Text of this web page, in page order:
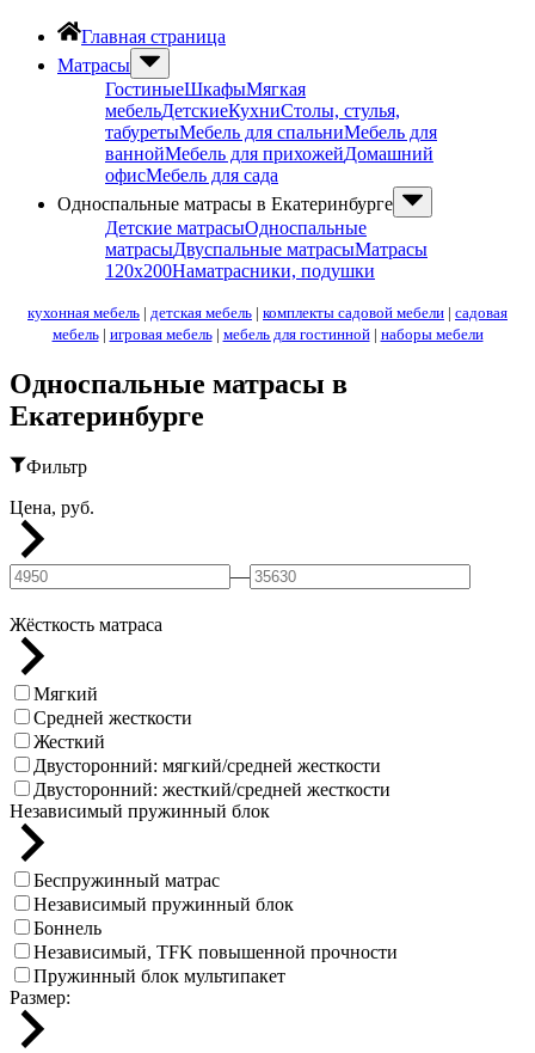
Главная страница
Матрасы
ГостиныеШкафыМягкая
мебельДетскиеКухниСтолы, стулья,
табуретыМебель для спальниМебель для
ваннойМебель для прихожейДомашний
офисМебель для сада
Односпальные матрасы в Екатеринбурге
Детские матрасыОдноспальные
матрасыДвуспальные матрасыМатрасы
120х200Наматрасники, подушки
кухонная мебель | детская мебель | комплекты садовой мебели | садовая
мебель| игровая мебель| мебель для гостинной| наборы мебели
Односпальные матрасы в
Екатеринбурге
Фильтр
Цена, руб.
—
Жёсткость матраса
Мягкий
Средней жесткости
Жесткий
Двусторонний: мягкий/средней жесткости
Двусторонний: жесткий/средней жесткости
Независимый пружинный блок
Беспружинный матрас
Независимый пружинный блок
Боннель
Независимый, TFK повышенной прочности
Пружинный блок мультипакет
Размер: